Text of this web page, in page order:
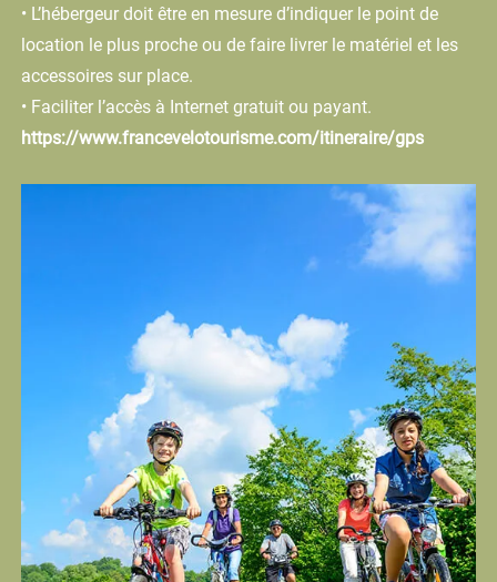
• L’hébergeur doit être en mesure d’indiquer le point de
location le plus proche ou de faire livrer le matériel et les
accessoires sur place.
• Faciliter l’accès à Internet gratuit ou payant.
https://www.francevelotourisme.com/itineraire/gps